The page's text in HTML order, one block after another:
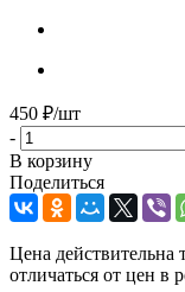
450 ₽/шт
-
В корзину
Поделиться
Цена действительна
отличаться от цен в